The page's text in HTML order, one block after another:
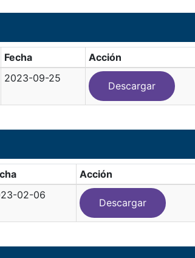
Fecha
Acción
2023-09-25
Descargar
Acción
02-06
Descargar